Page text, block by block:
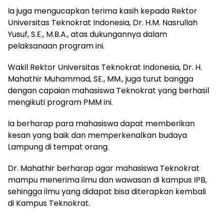
Ia juga mengucapkan terima kasih kepada Rektor
Universitas Teknokrat Indonesia, Dr. H.M. Nasrullah
Yusuf, S.E., M.B.A., atas dukungannya dalam
pelaksanaan program ini.
Wakil Rektor Universitas Teknokrat Indonesia, Dr. H.
Mahathir Muhammad, SE., MM., juga turut bangga
dengan capaian mahasiswa Teknokrat yang berhasil
mengikuti program PMM ini.
Ia berharap para mahasiswa dapat memberikan
kesan yang baik dan memperkenalkan budaya
Lampung di tempat orang.
Dr. Mahathir berharap agar mahasiswa Teknokrat
mampu menerima ilmu dan wawasan di kampus IPB,
sehingga ilmu yang didapat bisa diterapkan kembali
di Kampus Teknokrat.